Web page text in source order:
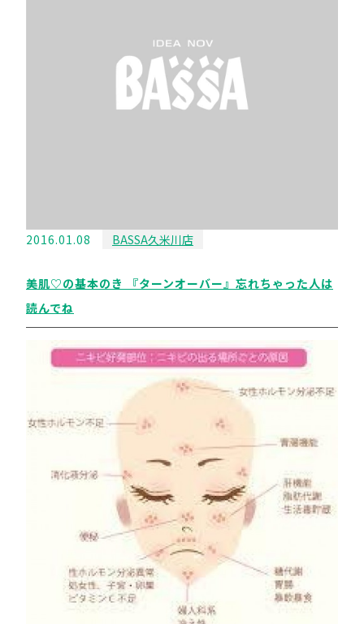
2016.01.08 BASSA久米川店
美肌♡の基本のき 『ターンオーバー』忘れちゃった人は
読んでね